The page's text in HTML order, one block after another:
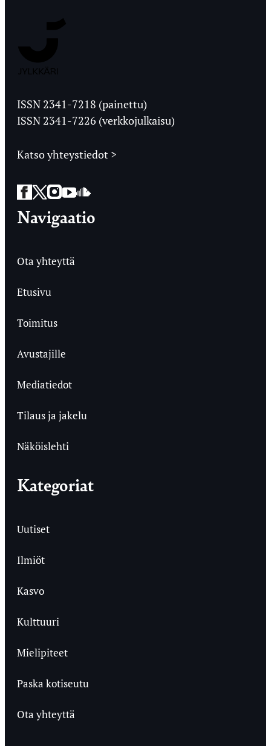
Ylioppilaslehti
ISSN 2341-7218 (painettu)
ISSN 2341-7226 (verkkojulkaisu)
Katso yhteystiedot >
Facebook
Twitter
Instagram
YouTube
SoundCloud
Navigaatio
Ota yhteyttä
Etusivu
Toimitus
Avustajille
Mediatiedot
Tilaus ja jakelu
Näköislehti
Kategoriat
Uutiset
Ilmiöt
Kasvo
Kulttuuri
Mielipiteet
Paska kotiseutu
Ota yhteyttä